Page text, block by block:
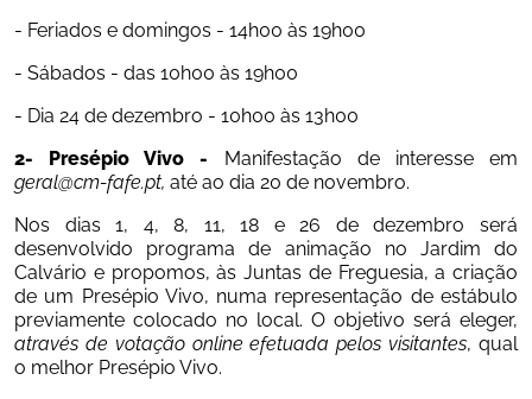
- Feriados e domingos - 14h00 às 19h00
- Sábados - das 10h00 às 19h00
- Dia 24 de dezembro - 10h00 às 13h00
2- Presépio Vivo -
geral@cm-fafe.pt, até ao dia 20 de novembro.
Nos dias 1, 4, 8, 11, 18 e 26 de dezembro será
desenvolvido programa de animação no Jardim do
Calvário e propomos, às Juntas de Freguesia, a criação
de um Presépio Vivo, numa representação de estábulo
através de votação online efetuada pelos visitantes, qual
o melhor Presépio Vivo.